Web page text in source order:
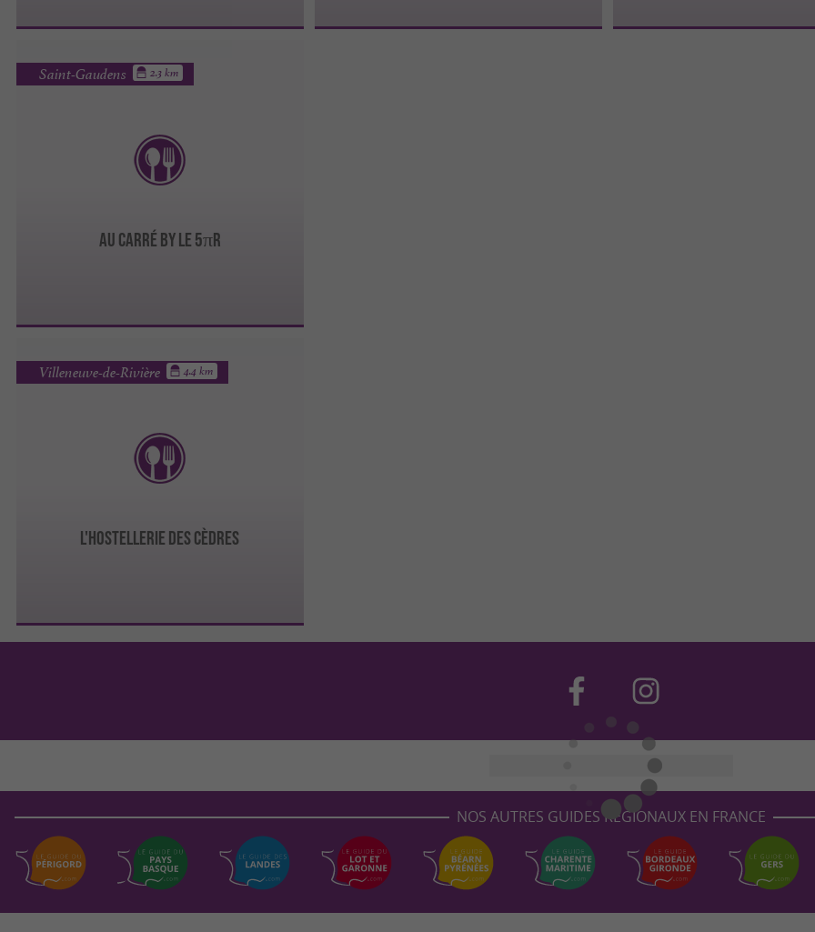
Au Carré by le 5πR
Saint-Gaudens 2.3 km
l'Hostellerie des Cèdres
Villeneuve-de-Rivière 4.4 km
NOS AUTRES GUIDES RÉGIONAUX EN FRANCE